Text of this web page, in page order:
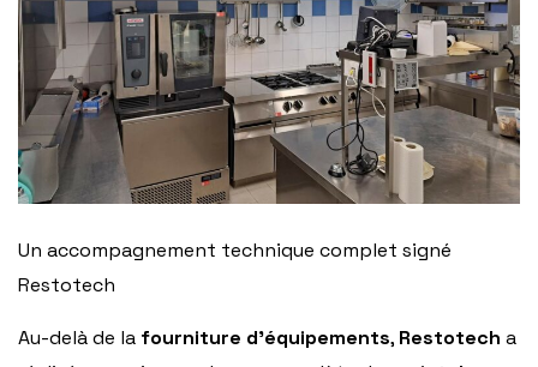
Un accompagnement technique complet signé
Restotech
Au-delà de la fourniture d’équipements, Restotech a